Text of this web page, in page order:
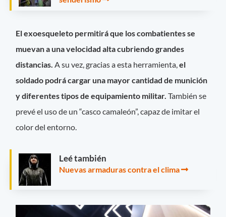
El exoesqueleto permitirá que los combatientes se
muevan a una velocidad alta cubriendo grandes
distancias. A su vez, gracias a esta herramienta,el
soldado podrá cargar una mayor cantidad de munición
y diferentes tipos de equipamiento militar. También se
prevé el uso de un “casco camaleón”, capaz de imitar el
color del entorno.
Leé también
Nuevas armaduras contra el clima